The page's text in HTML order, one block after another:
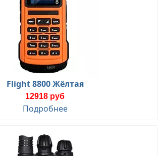
Flight 8800 Жёлтая
12918 руб
Подробнее